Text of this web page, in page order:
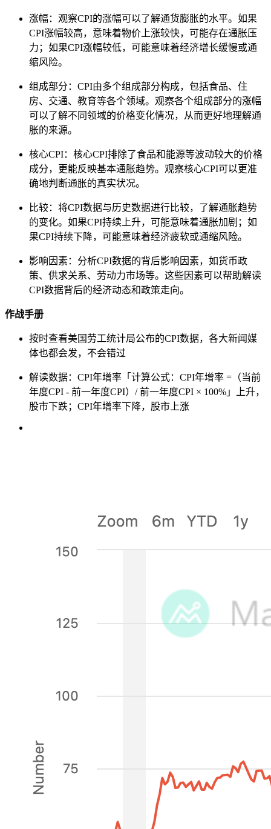
涨幅：观察CPI的涨幅可以了解通货膨胀的水平。如果
CPI涨幅较高，意味着物价上涨较快，可能存在通胀压
力；如果CPI涨幅较低，可能意味着经济增长缓慢或通
缩风险。
组成部分：CPI由多个组成部分构成，包括食品、住
房、交通、教育等各个领域。观察各个组成部分的涨幅
可以了解不同领域的价格变化情况，从而更好地理解通
胀的来源。
核心CPI：核心CPI排除了食品和能源等波动较大的价格
成分，更能反映基本通胀趋势。观察核心CPI可以更准
确地判断通胀的真实状况。
比较：将CPI数据与历史数据进行比较，了解通胀趋势
的变化。如果CPI持续上升，可能意味着通胀加剧；如
果CPI持续下降，可能意味着经济疲软或通缩风险。
影响因素：分析CPI数据的背后影响因素，如货币政
策、供求关系、劳动力市场等。这些因素可以帮助解读
CPI数据背后的经济动态和政策走向。
作战手册
按时查看美国劳工统计局公布的CPI数据，各大新闻媒
体也都会发，不会错过
解读数据：CPI年增率「计算公式：CPI年增率 =（当前
年度CPI - 前一年度CPI）/ 前一年度CPI × 100%」上升，
股市下跌；CPI年增率下降，股市上涨